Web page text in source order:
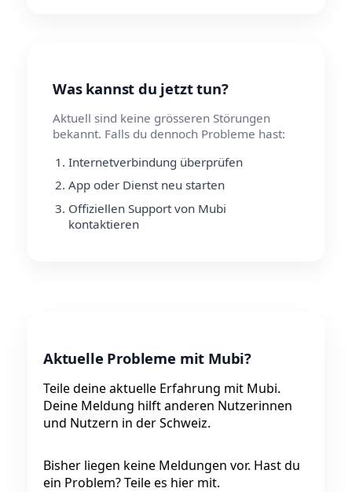
Was kannst du jetzt tun?
Aktuell sind keine grösseren Störungen
bekannt. Falls du dennoch Probleme hast:
Internetverbindung überprüfen
App oder Dienst neu starten
Offiziellen Support von Mubi
kontaktieren
Aktuelle Probleme mit Mubi?
Teile deine aktuelle Erfahrung mit Mubi.
Deine Meldung hilft anderen Nutzerinnen
und Nutzern in der Schweiz.
Bisher liegen keine Meldungen vor. Hast du
ein Problem? Teile es hier mit.